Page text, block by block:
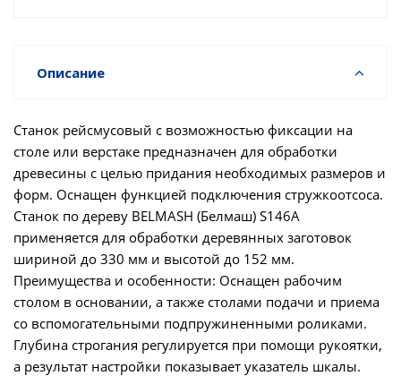
Описание
Станок рейсмусовый с возможностью фиксации на
столе или верстаке предназначен для обработки
древесины с целью придания необходимых размеров и
форм. Оснащен функцией подключения стружкоотсоса.
Станок по дереву BELMASH (Белмаш) S146A
применяется для обработки деревянных заготовок
шириной до 330 мм и высотой до 152 мм.
Преимущества и особенности: Оснащен рабочим
столом в основании, а также столами подачи и приема
со вспомогательными подпружиненными роликами.
Глубина строгания регулируется при помощи рукоятки,
а результат настройки показывает указатель шкалы.